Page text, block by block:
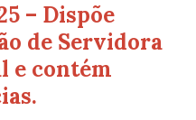
– Dispõe
de Servidora
e contém